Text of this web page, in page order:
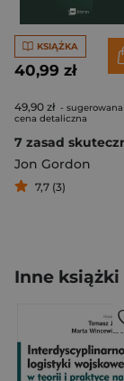
KSIĄŻKA
40,99 zł
49,90 zł - sugerowana
cena detaliczna
Jon Gordon
7,7 (3)
Inne książki